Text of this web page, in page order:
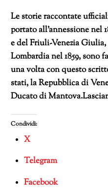
Le storie raccontate
portato all’annessione nel
e del Friuli-Venezia
Lombardia nel 1859, sono
una volta con questo
stati, la Repubblica di
Ducato di
Condividi:
X
Telegram
Facebook